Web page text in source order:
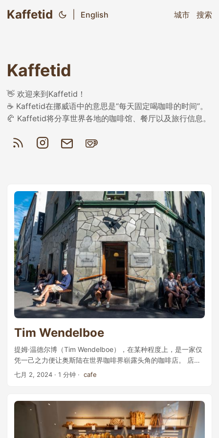
Kaffetid English 城市 搜索
Kaffetid
👋 欢迎来到Kaffetid！
☕ Kaffetid在挪威语中的意思是“每天固定喝咖啡的时间”。
🥐 Kaffetid将分享世界各地的咖啡馆、餐厅以及旅行信息。
Tim Wendelboe
提姆·温德尔博（Tim Wendelboe），在某种程度上，是一家仅
凭一己之力便让奥斯陆在世界咖啡界崭露头角的咖啡店。 店主
以自己的姓名为咖啡店命名，而温德尔博本人也有一段极其显
桂冠。三年后，他离开了Stockfleths，在格吕纳斯街1号
（Grüners gate 1）开设了自己的咖啡馆。自那时起，温德尔博
在咖啡烘焙方面获得了多个世界冠军，成为斯堪的纳维亚地区
第三波咖啡运动的代表人物。如今，这家店每天吸引着成百上
七月 2, 2024 · 1 分钟 · cafe